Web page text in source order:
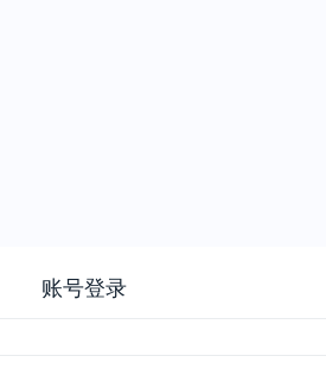
账号登录